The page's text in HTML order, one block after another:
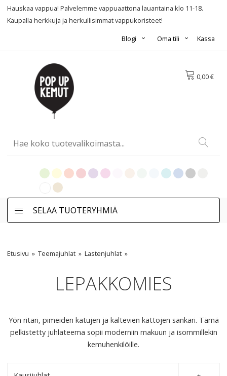
Hauskaa vappua! Palvelemme vappuaattona lauantaina klo 11-18.
Kaupalla herkkuja ja herkullisimmat vappukoristeet!
Kassa
Oma tili
Blogi
0,00 €
SELAA TUOTERYHMIÄ
Etusivu Teemajuhlat Lastenjuhlat
LEPAKKOMIES
Yön ritari, pimeiden katujen ja kaltevien kattojen sankari. Tämä
pelkistetty juhlateema sopii moderniin makuun ja isommillekin
kemuhenkilöille.